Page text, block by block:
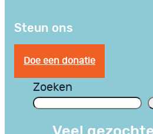
Steun ons
Doe een donatie
Zoeken